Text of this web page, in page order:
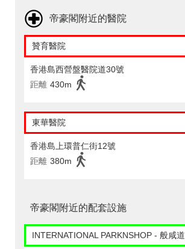
帝豪閣附近的醫院
贊育醫院
香港島西營盤醫院道30號
距離 430m
東華醫院
香港島上環普仁街12號
距離 380m
帝豪閣附近的配套設施
INTERNATIONAL PARKNSHOP - 般咸道